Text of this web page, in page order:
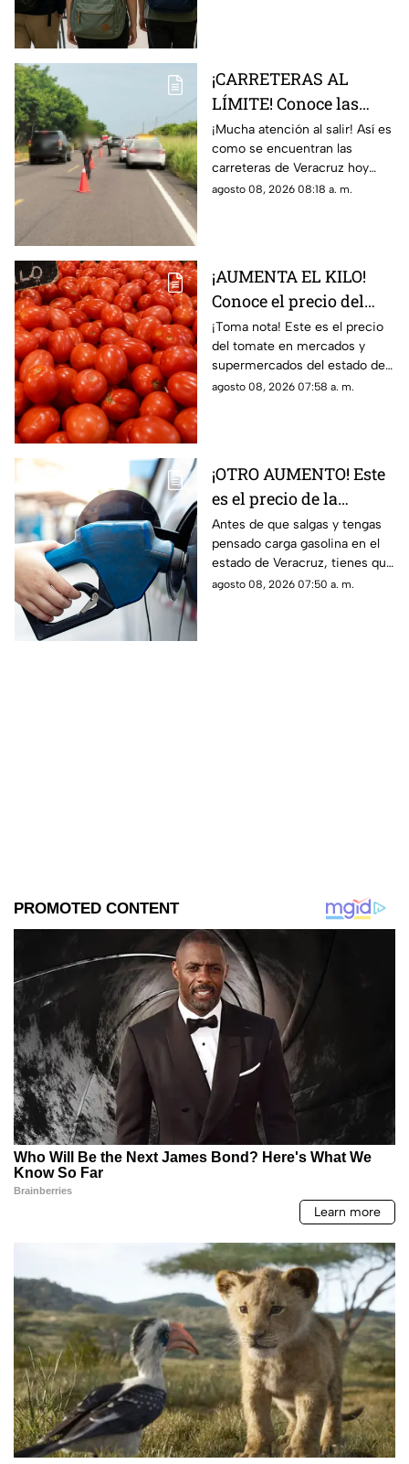
¡CARRETERAS AL
LÍMITE! Conoce las
condiciones de las
carreteras de Veracruz
hoy 8 de agosto 2026
¡Mucha atención al salir! Así es
como se encuentran las
carreteras de Veracruz hoy
sábado 8 de agosto del 2026,
agosto 08, 2026 08:18 a. m.
¡AUMENTA EL KILO!
Conoce el precio del
tomate hoy 8 de agosto
2026 en Veracruz
¡Toma nota! Este es el precio
del tomate en mercados y
supermercados del estado de
Veracruz hoy sábado 8 de
agosto 08, 2026 07:58 a. m.
¡OTRO AUMENTO! Este
es el precio de la
gasolina en Veracruz
hoy 8 de agosto 2026
Antes de que salgas y tengas
pensado carga gasolina en el
estado de Veracruz, tienes que
saber los precio hoy sábado 8
agosto 08, 2026 07:50 a. m.